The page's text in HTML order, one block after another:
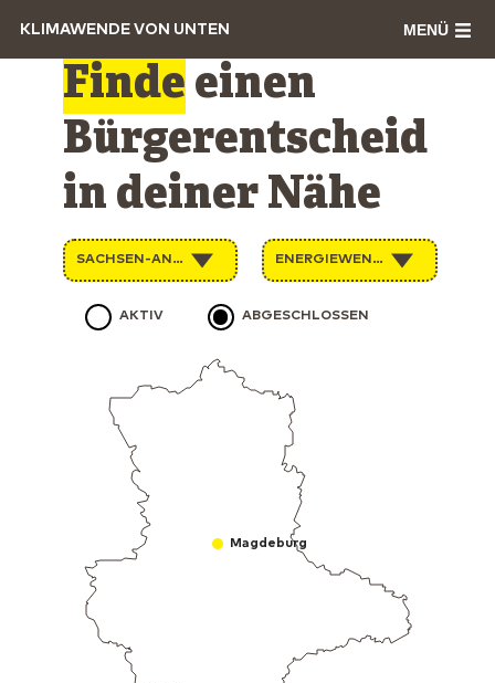
KLIMAWENDE VON UNTEN MENÜ
Magdeburg
Finde einen
Bürgerentscheid
in deiner Nähe
SACHSEN-ANHALT ENERGIEWENDE
AKTIV ABGESCHLOSSEN